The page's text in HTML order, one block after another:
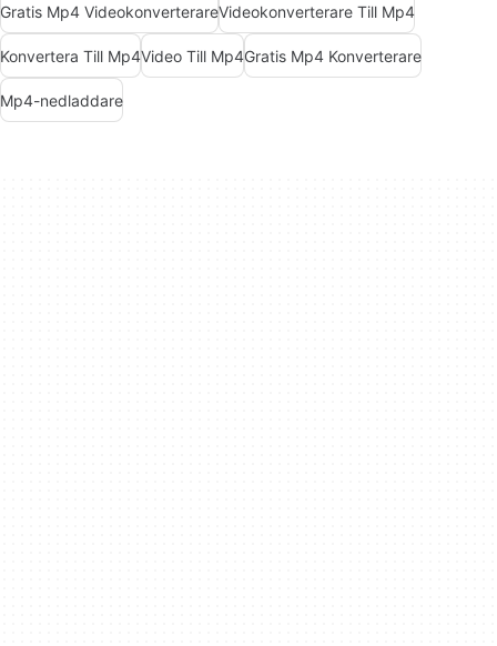
Gratis Mp4 VideokonverterareVideokonverterare Till Mp4
Konvertera Till Mp4Video Till Mp4Gratis Mp4 Konverterare
Mp4-nedladdare